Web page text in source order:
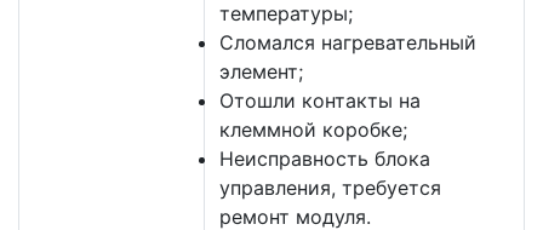
температуры;
Сломался нагревательный
элемент;
Отошли контакты на
клеммной коробке;
Неисправность блока
управления, требуется
ремонт модуля.